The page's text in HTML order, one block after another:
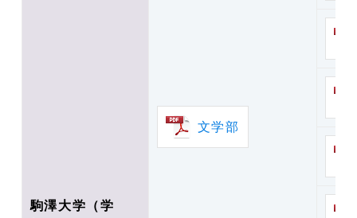
駒澤大学（学
文学部